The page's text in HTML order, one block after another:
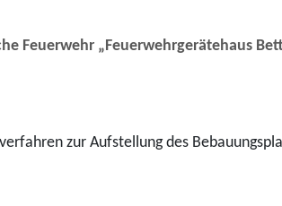
Feuerwehr „Feuerwehrgerätehaus
zur Aufstellung des